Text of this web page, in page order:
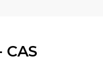
CAS